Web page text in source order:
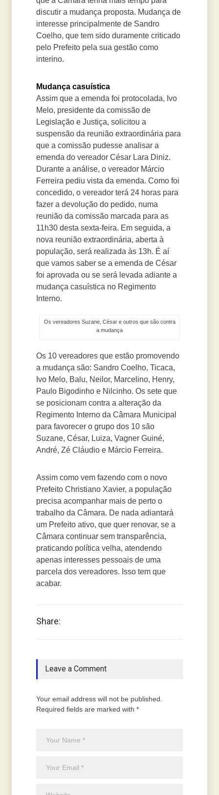
discutir a mudança proposta. Mudança de
interesse principalmente de Sandro
Coelho, que tem sido duramente criticado
pelo Prefeito pela sua gestão como
interino.
Mudança casuística
Assim que a emenda foi protocolada, Ivo
Melo, presidente da comissão de
Legislação e Justiça, solicitou a
suspensão da reunião extraordinária para
que a comissão pudesse analisar a
emenda do vereador César Lara Diniz.
Durante a análise, o vereador Márcio
Ferreira pediu vista da emenda. Como foi
concedido, o vereador terá 24 horas para
fazer a devolução do pedido, numa
reunião da comissão marcada para as
11h30 desta sexta-feira. Em seguida, a
nova reunião extraordinária, aberta à
população, será realizada às 13h. É aí
que vamos saber se a emenda de César
foi aprovada ou se será levada adiante a
mudança casuística no Regimento
Interno.
Os vereadores Suzane, César e outros que são contra
a mudança
Os 10 vereadores que estão promovendo
a mudança são: Sandro Coelho, Ticaca,
Ivo Melo, Balu, Neilor, Marcelino, Henry,
Paulo Bigodinho e Nilcinho. Os sete que
se posicionam contra a alteração da
Regimento Interno da Câmara Municipal
para favorecer o grupo dos 10 são
Suzane, César, Luiza, Vagner Guiné,
André, Zé Cláudio e Márcio Ferreira.
Assim como vem fazendo com o novo
Prefeito Christiano Xavier, a população
precisa acompanhar mais de perto o
trabalho da Câmara. De nada adiantará
um Prefeito ativo, que quer renovar, se a
Câmara continuar sem transparência,
praticando política velha, atendendo
apenas interesses pessoais de uma
parcela dos vereadores. Isso tem que
acabar.
Share:
Leave a Comment
Your email address will not be published.
Required fields are marked with *